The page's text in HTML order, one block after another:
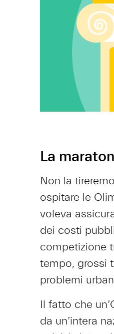
La
Non la
ospitare le
voleva
dei costi
competizione
tempo, grossi
problemi
Il fatto che
da un’intera